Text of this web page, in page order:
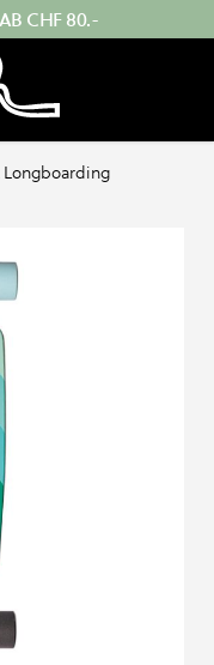
AUS DER SCHWEIZ
Longboarding